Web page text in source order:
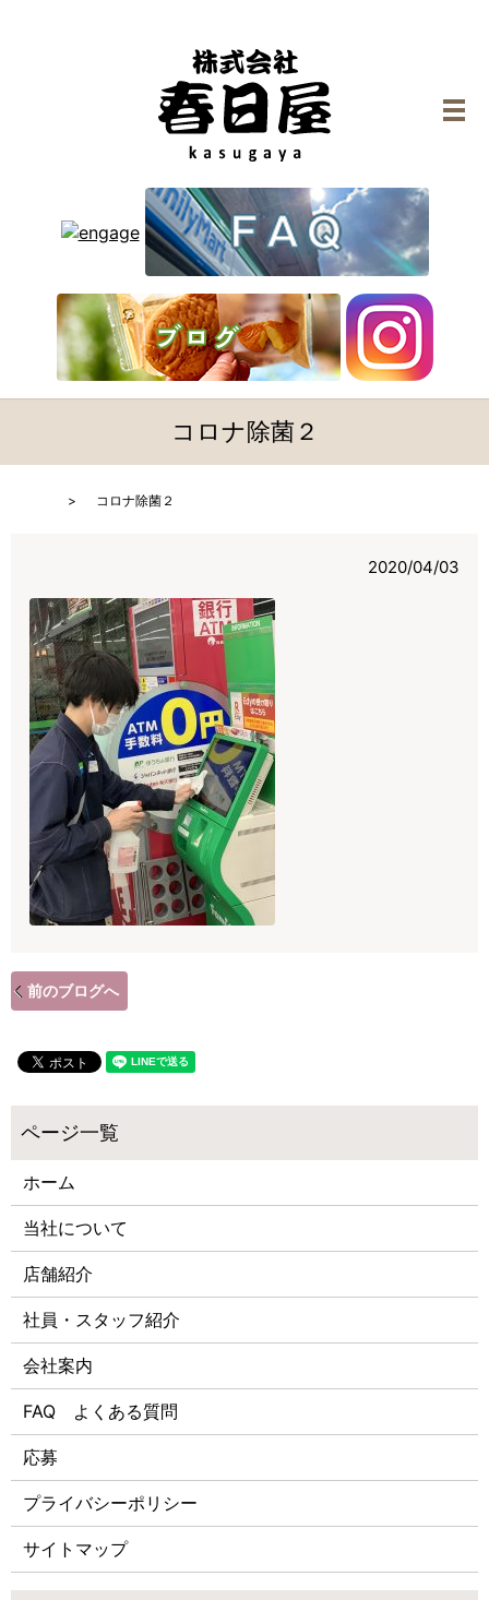
メ
コロナ除菌２
コロナ除菌２
2020/04/03
前のブログへ
ホーム
当社について
店舗紹介
社員・スタッフ紹介
会社案内
FAQ よくある質問
応募
プライバシーポリシー
サイトマップ